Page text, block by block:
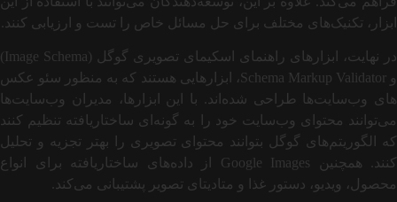
ابزار، تکنیک‌های مختلف برای حل مسائل خاص را تست و ارزیابی کنند.
در نهایت، ابزارهای راهنمای اسکیمای تصویری گوگل (Image Schema)
و Schema Markup Validator، ابزارهایی هستند که به منظور سئو عکس
های وب‌سایت‌ها طراحی شده‌اند. با این ابزارها، مدیران وب‌سایت‌ها
می‌توانند محتوای وب‌سایت خود را به گونه‌ای ساختاریافته تنظیم کنند
که الگوریتم‌های گوگل بتوانند محتوای تصویری را بهتر تجزیه و تحلیل
کنند. همچنین Google Images از داده‌های ساختاریافته برای انواع
محصول، ویدیو، دستور غذا و متادیتای تصویر پشتیبانی می‌کند.